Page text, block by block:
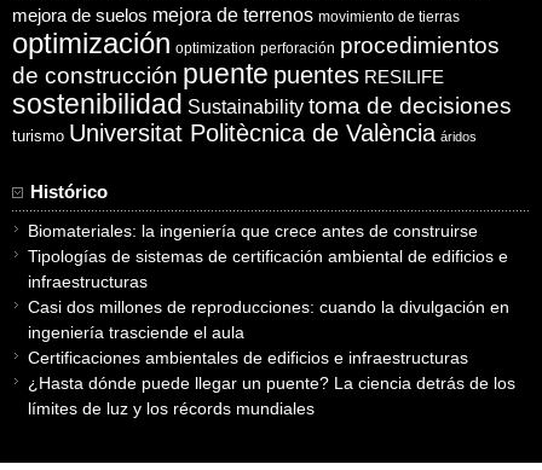
mejora de suelos mejora de terrenos movimiento de tierras
optimización optimization perforación procedimientos
de construcción puente puentes RESILIFE
sostenibilidad Sustainability toma de decisiones
turismo Universitat Politècnica de València áridos
Histórico
Biomateriales: la ingeniería que crece antes de construirse
Tipologías de sistemas de certificación ambiental de edificios e
infraestructuras
Casi dos millones de reproducciones: cuando la divulgación en
ingeniería trasciende el aula
Certificaciones ambientales de edificios e infraestructuras
¿Hasta dónde puede llegar un puente? La ciencia detrás de los
límites de luz y los récords mundiales